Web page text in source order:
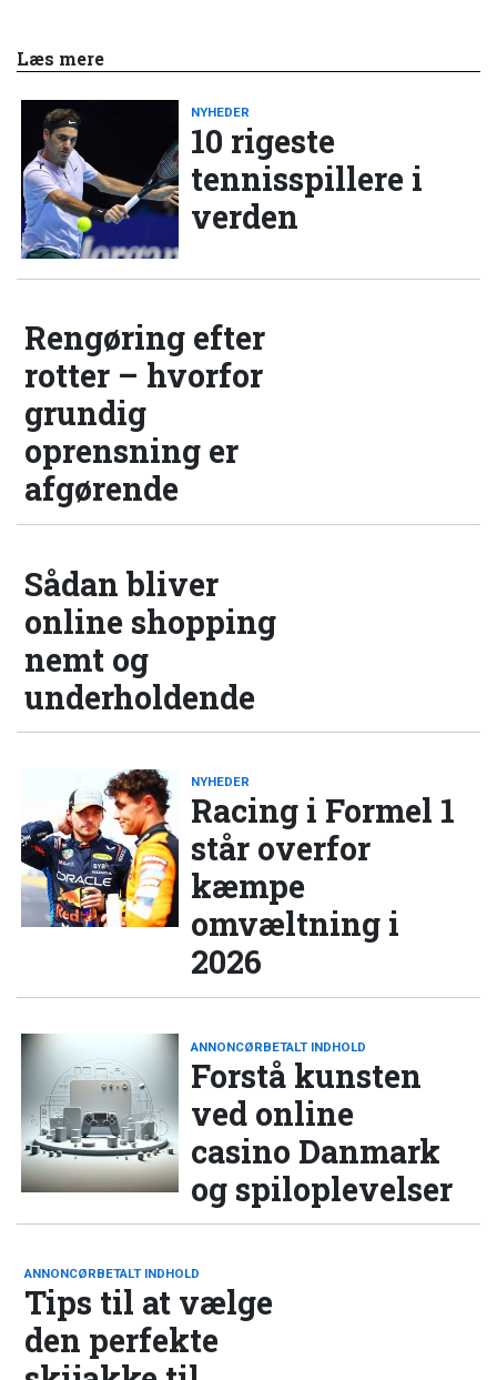
Læs mere
NYHEDER
10 rigeste
tennisspillere i
verden
Rengøring efter
rotter – hvorfor
grundig
oprensning er
afgørende
Sådan bliver
online shopping
nemt og
underholdende
NYHEDER
Racing i Formel 1
står overfor
kæmpe
omvæltning i
2026
ANNONCØRBETALT INDHOLD
Forstå kunsten
ved online
casino Danmark
og spiloplevelser
ANNONCØRBETALT INDHOLD
Tips til at vælge
den perfekte